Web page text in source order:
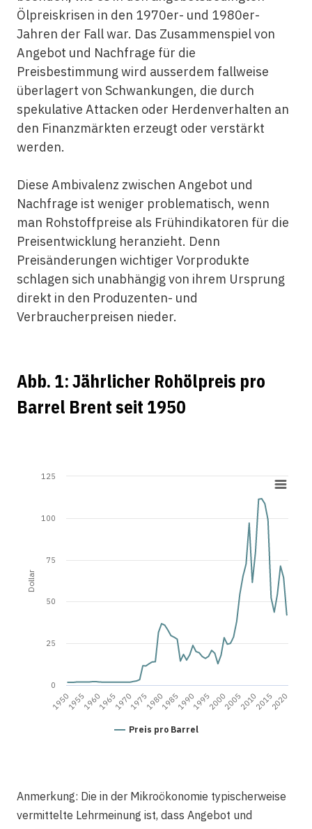
Ölpreiskrisen in den 1970er- und 1980er-
Jahren der Fall war. Das Zusammenspiel von
Angebot und Nachfrage für die
Preisbestimmung wird ausserdem fallweise
überlagert von Schwankungen, die durch
spekulative Attacken oder Herdenverhalten an
den Finanzmärkten erzeugt oder verstärkt
werden.
Diese Ambivalenz zwischen Angebot und
Nachfrage ist weniger problematisch, wenn
man Rohstoffpreise als Frühindikatoren für die
Preisentwicklung heranzieht. Denn
Preisänderungen wichtiger Vorprodukte
schlagen sich unabhängig von ihrem Ursprung
direkt in den Produzenten- und
Verbraucherpreisen nieder.
Abb. 1:Jährlicher Rohölpreis pro
Barrel Brent seit 1950
Dollar
Preis pro Barrel
1950 1970 1990 2010
195519601965 197519801985 199520002005 20152020
0
25
50
75
100
125
Anmerkung: Die in der Mikroökonomie typischerweise
vermittelte Lehrmeinung ist, dass Angebot und